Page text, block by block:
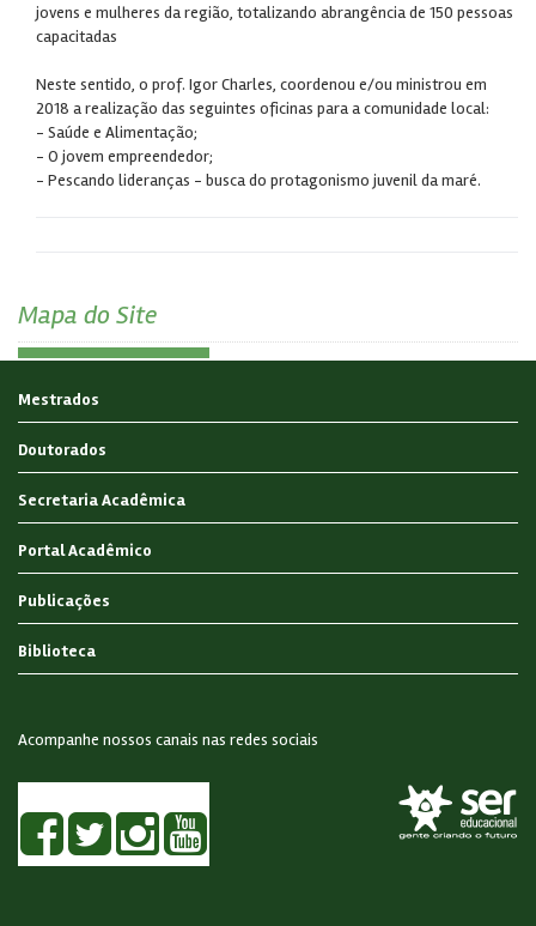
jovens e mulheres da região, totalizando abrangência de 150 pessoas
capacitadas
Neste sentido, o prof. Igor Charles, coordenou e/ou ministrou em
2018 a realização das seguintes oficinas para a comunidade local:
- Saúde e Alimentação;
- O jovem empreendedor;
- Pescando lideranças - busca do protagonismo juvenil da maré.
Mapa do Site
Mestrados
Doutorados
Secretaria Acadêmica
Portal Acadêmico
Publicações
Biblioteca
Acompanhe nossos canais nas redes sociais